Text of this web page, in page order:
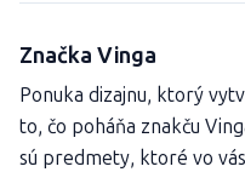
Značka Vinga
Ponuka dizajnu, ktorý
to, čo poháňa znakču
sú predmety, ktoré vo